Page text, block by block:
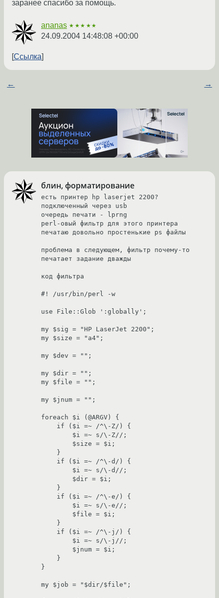
заранее спасибо за помощь.
ananas ★★★★★
24.09.2004 14:48:08 +00:00
Ссылка
← →
блин, форматирование
есть принтер hp laserjet 2200?
подключенный через usb
очередь печати - lprng
perl-овый фильтр для этого принтера
печатаю довольно простенькие ps файлы
проблема в следующем, фильтр почему-то
печатает задание дважды
код фильтра
#! /usr/bin/perl -w
use File::Glob ':globally';
my $sig = "HP LaserJet 2200";
my $size = "a4";
my $dev = "";
my $dir = "";
my $file = "";
my $jnum = "";
foreach $i (@ARGV) {
}
my $job = "$dir/$file";